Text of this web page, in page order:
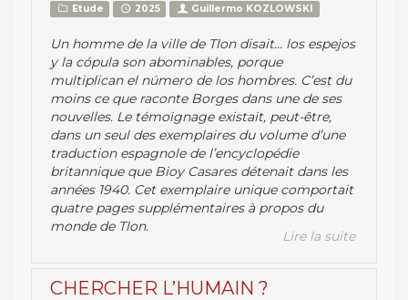
Etude 2025 Guillermo KOZLOWSKI
Un homme de la ville de Tlon disait… los espejos
y la cópula son abominables, porque
multiplican el número de los hombres. C’est du
moins ce que raconte Borges dans une de ses
nouvelles. Le témoignage existait, peut-être,
dans un seul des exemplaires du volume d’une
traduction espagnole de l’encyclopédie
britannique que Bioy Casares détenait dans les
années 1940. Cet exemplaire unique comportait
quatre pages supplémentaires à propos du
monde de Tlon.
Lire la suite
CHERCHER L’HUMAIN ?